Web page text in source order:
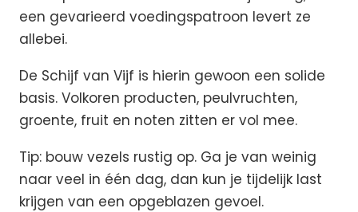
een gevarieerd voedingspatroon levert ze
allebei.
De Schijf van Vijf is hierin gewoon een solide
basis. Volkoren producten, peulvruchten,
groente, fruit en noten zitten er vol mee.
Tip: bouw vezels rustig op. Ga je van weinig
naar veel in één dag, dan kun je tijdelijk last
krijgen van een opgeblazen gevoel.